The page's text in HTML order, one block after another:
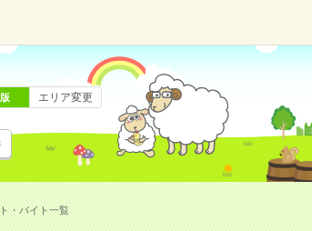
エリア変更
・バイト一覧